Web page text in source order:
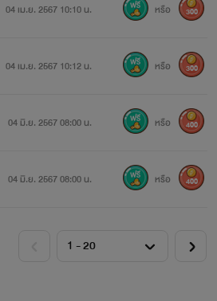
04 เม.ย. 2567 10:10 น. หรือ 300
04 เม.ย. 2567 10:12 น. หรือ 300
04 มิ.ย. 2567 08:00 น. หรือ 400
04 มิ.ย. 2567 08:00 น. หรือ 400